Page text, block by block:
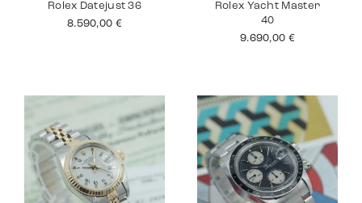
Rolex Datejust 36
8.590,00 €
Rolex Yacht Master
40
9.690,00 €